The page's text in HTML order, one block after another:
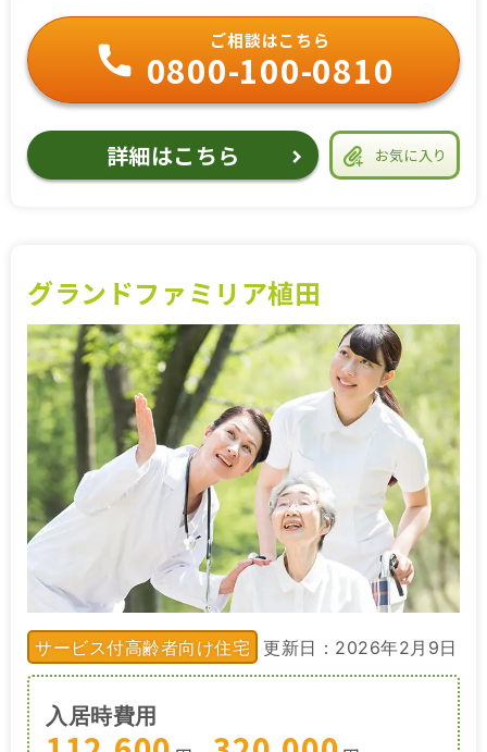
お気に入り
ご相談はこちら
0800-100-0810
詳細はこちら
グランドファミリア植田
サービス付高齢者向け住宅 更新日：2026年2月9日
入居時費用